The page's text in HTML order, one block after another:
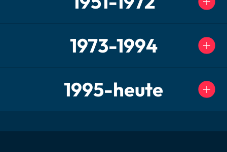
1973-1994
1995-heute